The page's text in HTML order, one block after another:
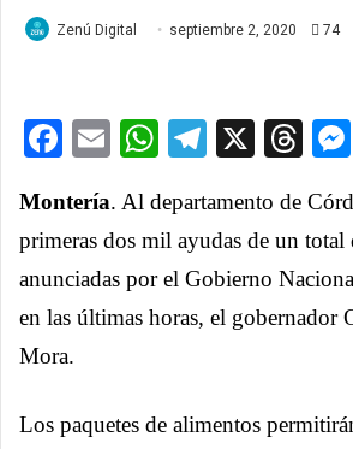
Zenú Digital septiembre 2, 2020 74
Facebook
EmailWhatsApp
X
Montería. Al departamento de
primeras dos mil ayudas de un
anunciadas por el Gobierno
en las últimas horas, el gobernador
Mora.
Los paquetes de alimentos